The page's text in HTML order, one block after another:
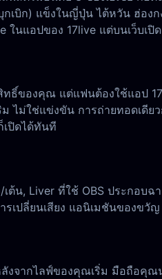
เบิก) แข็งในญี่ปุ่น ไต้หวัน ฮ่อง
นแอปของ 17live แต่บนเว็บเปิด
ธิ์ของคุณ แต่แฟนต้องใช้แอป
ไม่ใช่แข่งขัน การถ่ายทอดเดี
เปิดได้ทันที
น, Liver ที่ใช้ OBS ประกอบ
เปลี่ยนเสียง แอนิเมชันของขวั
งจากไลฟ์ของคุณเริ่ม มือถือคุ